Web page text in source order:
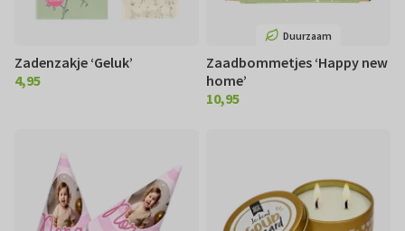
Zadenzakje ‘Geluk’
€ 4,95
4,95
Duurzaam
Zaadbommetjes ‘Happy new
home’
€ 10,95
10,95